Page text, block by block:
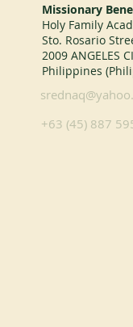
Missionary
Holy Family
Sto. Rosario
2009 ANGELES
Philippines
+63 (45) 887